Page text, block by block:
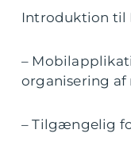
Introduktion til
–
organisering af
– Tilgængelig